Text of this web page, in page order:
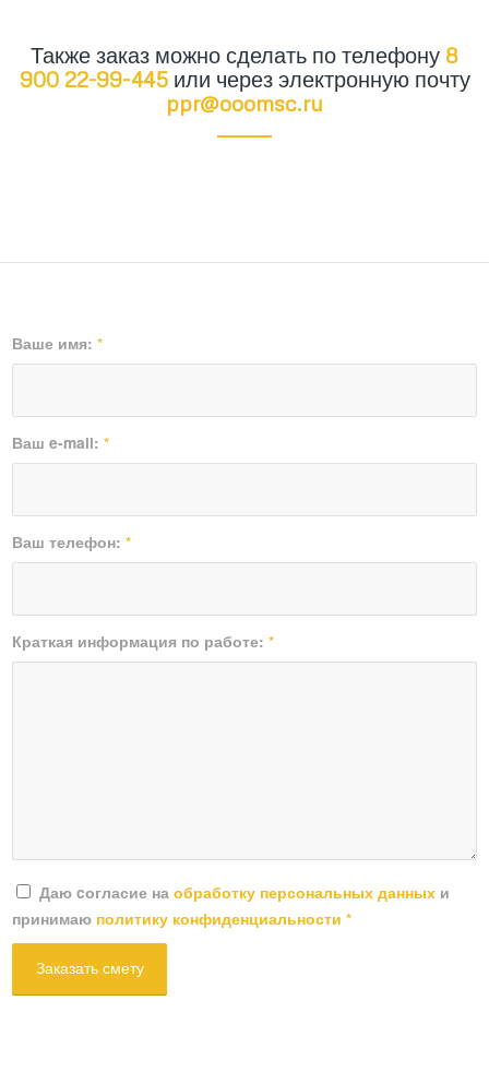
Также заказ можно сделать по телефону 8
900 22-99-445или через электронную почту
ppr@ooomsc.ru
Ваше имя:*
Ваш e-mail:*
Ваш телефон:*
Краткая информация по работе:*
Даю cогласие наобработку персональных данных и
принимаю политику конфиденциальности *